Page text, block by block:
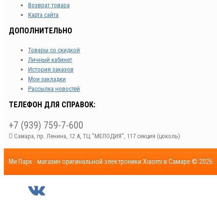
Возврат товара
Карта сайта
ДОПОЛНИТЕЛЬНО
Товары со скидкой
Личный кабинет
История заказов
Мои закладки
Рассылка новостей
ТЕЛЕФОН ДЛЯ СПРАВОК:
+7 (939) 759-7-600
Самара, пр. Ленина, 12 А, ТЦ "МЕЛОДИЯ", 117 секция (цоколь)
Ми Парк - магазин оригинальной электроники Xiaomi в Самаре © 2026